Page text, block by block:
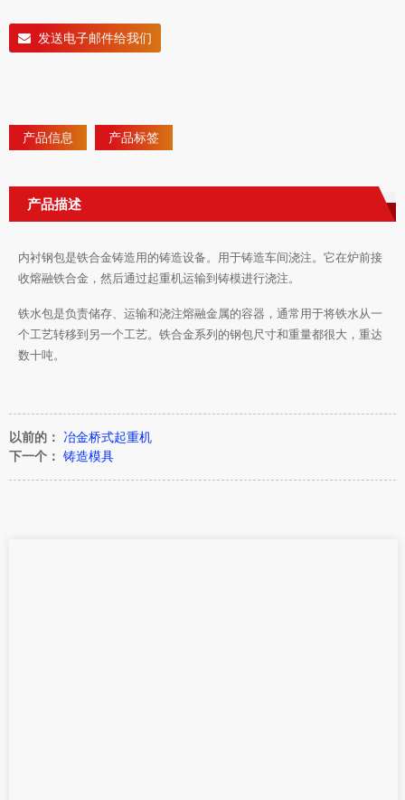
发送电子邮件给我们
产品信息 产品标签
产品描述
内衬钢包是铁合金铸造用的铸造设备。用于铸造车间浇注。它在炉前接
收熔融铁合金，然后通过起重机运输到铸模进行浇注。
铁水包是负责储存、运输和浇注熔融金属的容器，通常用于将铁水从一
个工艺转移到另一个工艺。铁合金系列的钢包尺寸和重量都很大，重达
数十吨。
以前的：
冶金桥式起重机
下一个： 铸造模具